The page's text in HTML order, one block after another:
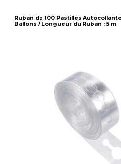
Ruban de 100 Pastilles
Ballons / Longueur du Ruban : 5 m